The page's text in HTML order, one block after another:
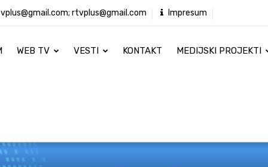
rtvplus@gmail.com Impresum
WEB TV VESTI KONTAKT MEDIJSKI PROJEKTI